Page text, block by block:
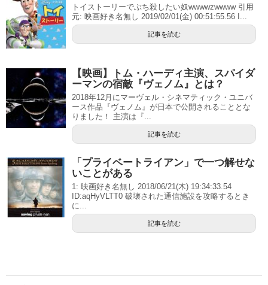
トイストーリーでぶち殺したい奴wwwwzwwww 引用
元: 映画好き名無し 2019/02/01(金) 00:51:55.56 I...
記事を読む
【映画】トム・ハーディ主演、スパイダ
ーマンの宿敵『ヴェノム』とは？
2018年12月にマーヴェル・シネマティック・ユニバ
ース作品『ヴェノム』が日本で公開されることとな
りました！ 主演は『...
記事を読む
「プライベートライアン」で一つ解せな
いことがある
1: 映画好き名無し 2018/06/21(木) 19:34:33.54
ID:aqHyVLTT0 破壊された通信施設を攻略するとき
に...
記事を読む